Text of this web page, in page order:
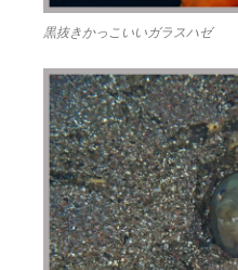
黒抜きかっこいいガラスハゼ